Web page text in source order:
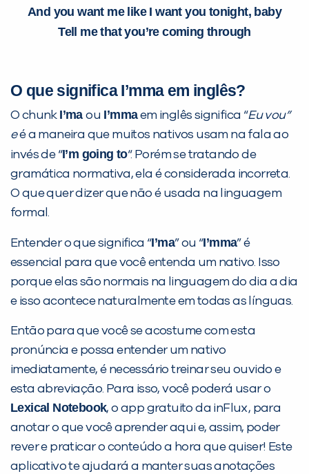
And you want me like I want you tonight, baby
Tell me that you’re coming through
O que significa I’mma em inglês?
O chunk I’maou I’mmaem inglês significa “Eu vou”
eé a maneira que muitos nativos usam na fala ao
invés de “I’m going to“. Porém se tratando de
gramática normativa, ela é considerada incorreta.
O que quer dizer que não é usada na linguagem
formal.
Entender o que significa “I’ma” ou “I’mma” é
essencial para que você entenda um nativo. Isso
porque elas são normais na linguagem do dia a dia
e isso acontece naturalmente em todas as línguas.
Então para que você se acostume com esta
pronúncia e possa entender um nativo
imediatamente, é necessário treinar seu ouvido e
esta abreviação. Para isso, você poderá usar o
Lexical Notebook, o app gratuito da inFlux, para
anotar o que você aprender aqui e, assim, poder
rever e praticar o conteúdo a hora que quiser! Este
aplicativo te ajudará a manter suas anotações